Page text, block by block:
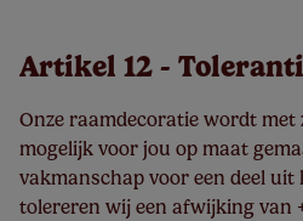
Artikel 12 -
Onze raamdecoratie wordt
mogelijk voor jou op maat
vakmanschap voor een deel
tolereren wij een afwijking van